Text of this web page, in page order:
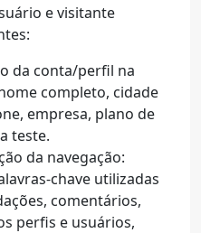
e visitante
da conta/perfil na
completo, cidade
empresa, plano de
teste.
da navegação:
chave utilizadas
comentários,
perfis e usuários,